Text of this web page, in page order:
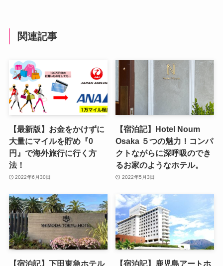
関連記事
【最新版】お金をかけずに
大量にマイルを貯め『0
円』で海外旅行に行く方
法！
2022年6月30日
【宿泊記】Hotel Noum
Osaka ５つの魅力！コンパ
クトながらに深呼吸のでき
るお家のようなホテル。
2022年5月3日
【宿泊記】下田東急ホテル
【宿泊記】鹿児島アートホ